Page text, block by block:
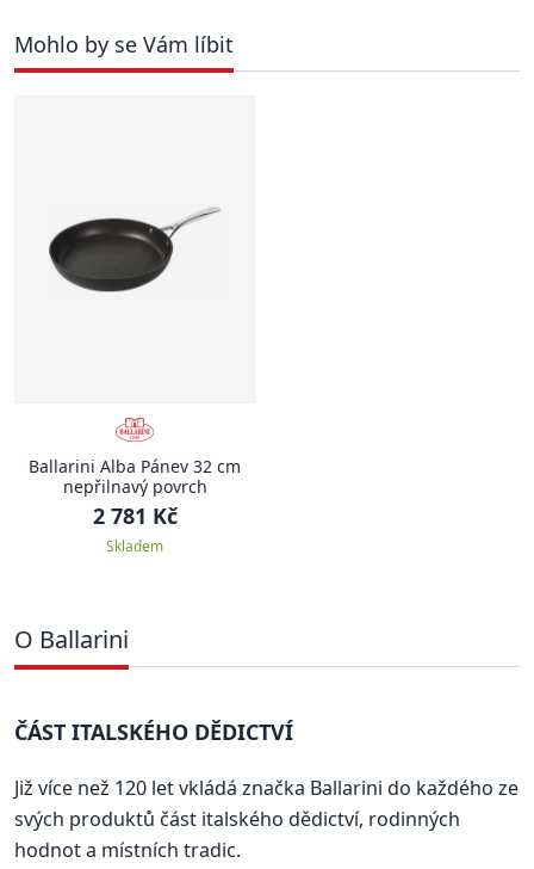
Mohlo by se Vám líbit
Ballarini Alba Pánev 32 cm
nepřilnavý povrch
2 781 Kč
Skladem
O Ballarini
ČÁST ITALSKÉHO DĚDICTVÍ
Již více než 120 let vkládá značka Ballarini do každého ze
svých produktů část italského dědictví, rodinných
hodnot a místních tradic.